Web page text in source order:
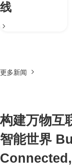
线
更多新闻
构建万物互
智能世界
Connected,